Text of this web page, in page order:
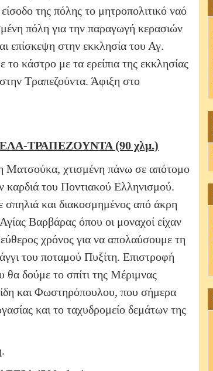
της πόλης το μητροπολιτικό ναό
πόλη για την παραγωγή κερασιών
επίσκεψη στην εκκλησία του Αγ.
κάστρο με τα ερείπια της εκκλησίας
Τραπεζούντα. Άφιξη στο
ΤΡΑΠΕΖΟΥΝΤΑ (90 χλμ.)
Ματσούκα, χτισμένη πάνω σε απότομο
καρδιά του Ποντιακού Ελληνισμού.
και διακοσμημένος από άκρη
Βαρβάρας όπου οι μοναχοί είχαν
χρόνος για να απολαύσουμε τη
του ποταμού Πυξίτη. Επιστροφή
θα δούμε το σπίτι της Μέριμνας
και Φωστηρόπουλου, που σήμερα
και το ταχυδρομείο δεμάτων της